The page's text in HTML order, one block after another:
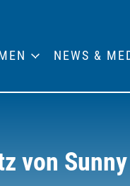
von
NEWS &